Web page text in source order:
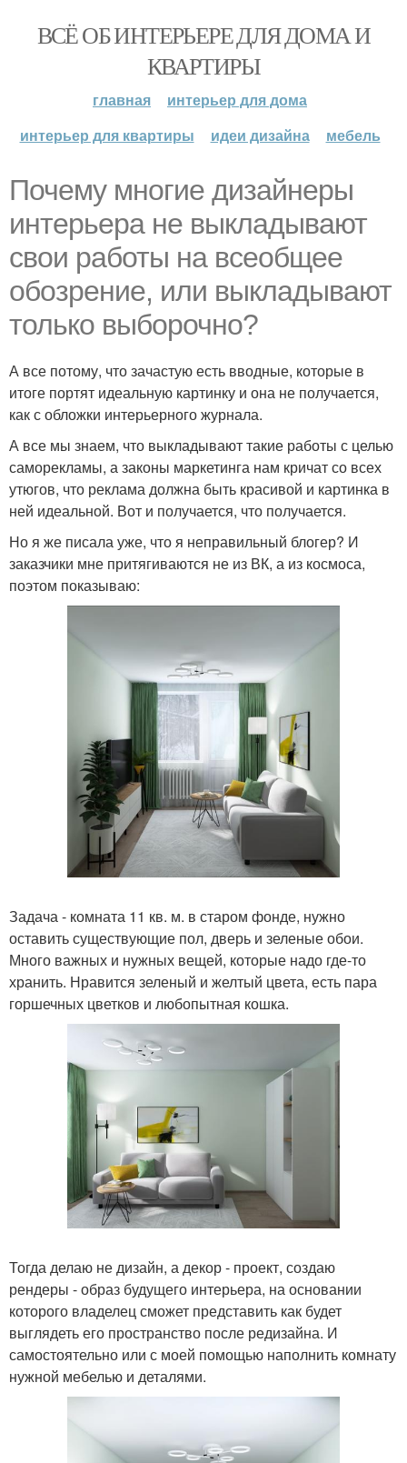
ВСЁ ОБ ИНТЕРЬЕРЕ ДЛЯ ДОМА И
КВАРТИРЫ
главная
интерьер для дома
интерьер для квартиры
идеи дизайна мебель
Почему многие дизайнеры
интерьера не выкладывают
свои работы на всеобщее
обозрение, или выкладывают
только выборочно?
А все потому, что зачастую есть вводные, которые в
итоге портят идеальную картинку и она не получается,
как с обложки интерьерного журнала.
А все мы знаем, что выкладывают такие работы с целью
саморекламы, а законы маркетинга нам кричат со всех
утюгов, что реклама должна быть красивой и картинка в
ней идеальной. Вот и получается, что получается.
Но я же писала уже, что я неправильный блогер? И
заказчики мне притягиваются не из ВК, а из космоса,
поэтом показываю:
Задача - комната 11 кв. м. в старом фонде, нужно
оставить существующие пол, дверь и зеленые обои.
Много важных и нужных вещей, которые надо где-то
хранить. Нравится зеленый и желтый цвета, есть пара
горшечных цветков и любопытная кошка.
Тогда делаю не дизайн, а декор - проект, создаю
рендеры - образ будущего интерьера, на основании
которого владелец сможет представить как будет
выглядеть его пространство после редизайна. И
самостоятельно или с моей помощью наполнить комнату
нужной мебелью и деталями.